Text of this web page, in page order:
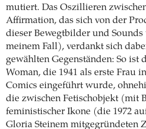
mutiert. Das Oszillieren
Affirmation, das sich von der
dieser Bewegtbilder und
meinem Fall), verdankt sich
gewählten Gegenständen: So ist
Woman, die 1941 als erste Frau
Comics eingeführt wurde,
die zwischen Fetischobjekt (mit
feministischer Ikone (die 1972
Gloria Steinem mitgegründeten